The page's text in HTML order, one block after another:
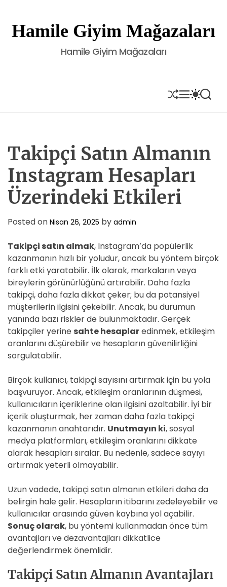
t
Hamile Giyim Mağazaları
Hamile Giyim Mağazaları
S
H
U
M
E
N
S
W
I
C
O
O
R
S
E
A
Takipçi Satın Almanın
Instagram Hesapları
Üzerindeki Etkileri
Posted on Nisan 26, 2025 by admin
Takipçi satın almak, Instagram’da popülerlik
kazanmanın hızlı bir yoludur, ancak bu yöntem birçok
farklı etki yaratabilir. İlk olarak, markaların veya
bireylerin görünürlüğünü artırabilir. Daha fazla
takipçi, daha fazla dikkat çeker; bu da potansiyel
müşterilerin ilgisini çekebilir. Ancak, bu durumun
yanında bazı riskler de bulunmaktadır. Gerçek
takipçiler yerine sahte hesaplaredinmek, etkileşim
oranlarını düşürebilir ve hesapların güvenilirliğini
sorgulatabilir.
Birçok kullanıcı, takipçi sayısını artırmak için bu yola
başvuruyor. Ancak, etkileşim oranlarının düşmesi,
kullanıcıların içeriklerine olan ilgisini azaltabilir. İyi bir
içerik oluşturmak, her zaman daha fazla takipçi
kazanmanın anahtarıdır. Unutmayın ki, sosyal
medya platformları, etkileşim oranlarını dikkate
alarak hesapları sıralar. Bu nedenle, sadece sayıyı
artırmak yeterli olmayabilir.
Uzun vadede, takipçi satın almanın etkileri daha da
belirgin hale gelir. Hesapların itibarını zedeleyebilir ve
kullanıcılar arasında güven kaybına yol açabilir.
Sonuç olarak, bu yöntemi kullanmadan önce tüm
avantajları ve dezavantajları dikkatlice
değerlendirmek önemlidir.
Takipçi Satın Almanın Avantajları